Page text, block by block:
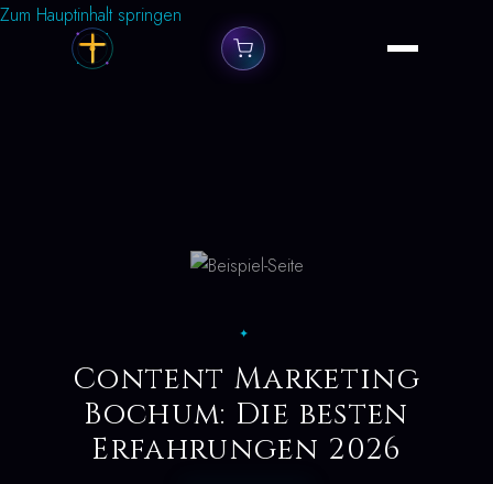
Zum Hauptinhalt springen
✦
Content Marketing
Bochum: Die besten
Erfahrungen 2026